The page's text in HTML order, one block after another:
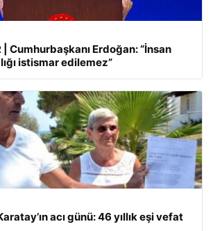
| Cumhurbaşkanı Erdoğan: “İnsan
istismar edilemez”
acı günü: 46 yıllık eşi vefat